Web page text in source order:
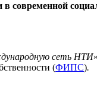
современной
сеть НТИ
(ФИПС).